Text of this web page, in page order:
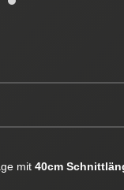
mit 40cm